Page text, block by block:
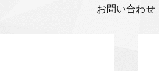
お問い合わせ